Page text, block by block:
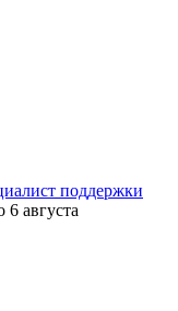
поддержки
6 августа